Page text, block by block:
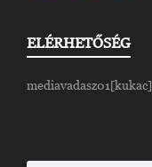
ELÉRHETŐSÉG